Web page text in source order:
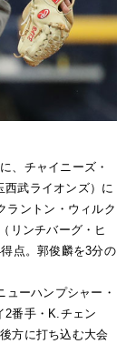
、チャイニーズ・
西武ライオンズ）に
ラントン・ウィルク
リンチバーグ・ヒ
点。郭俊麟を3分の
ーハンプシャー・
2番手・K.チェン
方に打ち込む大会